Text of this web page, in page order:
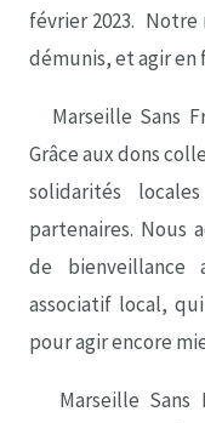
février 2023. Notre
démunis, et agir en
Marseille Sans
Grâce aux dons
solidarités
partenaires. Nous
de
associatif local,
pour agir encore
Marseille Sans